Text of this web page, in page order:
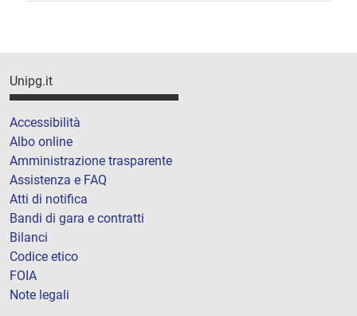
Unipg.it
Accessibilità
Albo online
Amministrazione trasparente
Assistenza e FAQ
Atti di notifica
Bandi di gara e contratti
Bilanci
Codice etico
FOIA
Note legali